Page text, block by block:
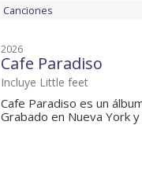
Canciones
2026
Cafe Paradiso
Incluye Little feet
Cafe Paradiso es un
Grabado en Nueva York y